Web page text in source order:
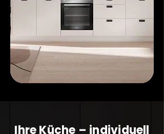
Ihre Küche – individuell